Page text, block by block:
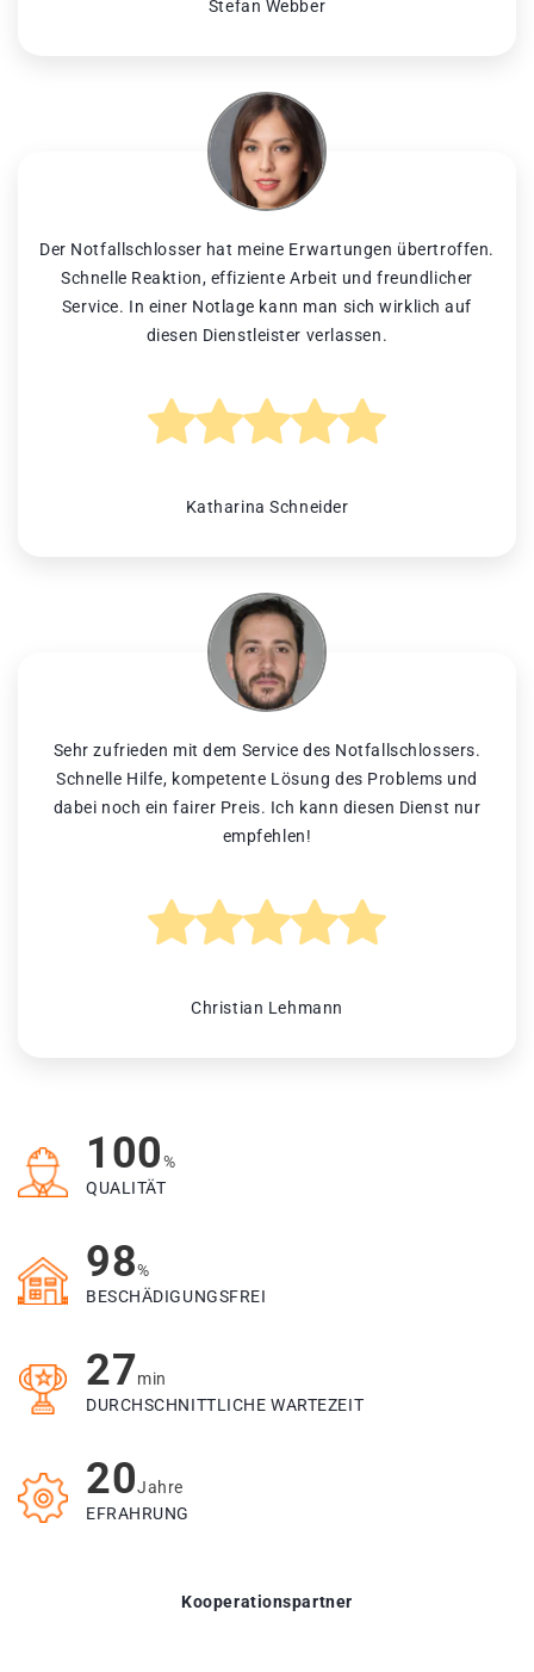
Stefan Webber
Der Notfallschlosser hat meine Erwartungen übertroffen.
Schnelle Reaktion, effiziente Arbeit und freundlicher
Service. In einer Notlage kann man sich wirklich auf
diesen Dienstleister verlassen.
Katharina Schneider
Sehr zufrieden mit dem Service des Notfallschlossers.
Schnelle Hilfe, kompetente Lösung des Problems und
dabei noch ein fairer Preis. Ich kann diesen Dienst nur
empfehlen!
Christian Lehmann
100%
QUALITÄT
98%
BESCHÄDIGUNGSFREI
27min
DURCHSCHNITTLICHE WARTEZEIT
20Jahre
EFRAHRUNG
Kooperationspartner